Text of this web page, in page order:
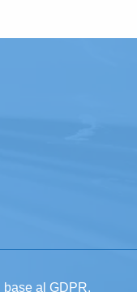
al GDPR.